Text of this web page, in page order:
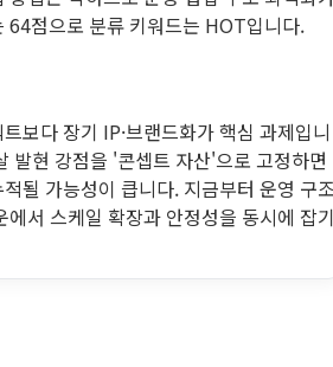
64점으로 분류 키워드는 HOT입니다.
보다 장기 IP·브랜드화가 핵심 과제입니
발현 강점을 '콘셉트 자산'으로 고정하면
될 가능성이 큽니다. 지금부터 운영 구
에서 스케일 확장과 안정성을 동시에 잡